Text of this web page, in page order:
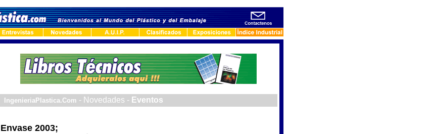
IngenieriaPlastica.Com - Novedades - Eventos
Envase 2003;